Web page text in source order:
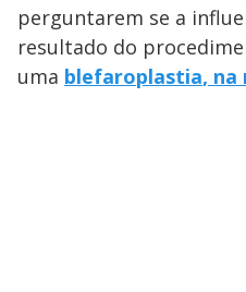
perguntarem se a
resultado do
uma blefaroplastia, na